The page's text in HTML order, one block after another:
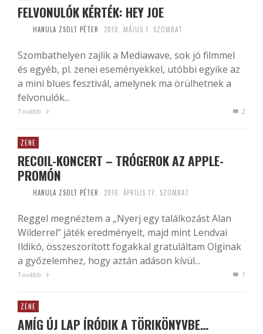
FELVONULÓK KÉRTÉK: HEY JOE
HANULA ZSOLT PÉTER 2010. MÁJUS 1. SZOMBAT
Szombathelyen zajlik a Mediawave, sok jó filmmel
és egyéb, pl. zenei eseményekkel, utóbbi egyike az
a mini blues fesztivál, amelynek ma örülhetnek a
felvonulók...
Tovább 2
ZENE
RECOIL-KONCERT – TRÓGEROK AZ APPLE-
PROMÓN
HANULA ZSOLT PÉTER 2010. ÁPRILIS 17. SZOMBAT
Reggel megnéztem a „Nyerj egy találkozást Alan
Wilderrel” játék eredményeit, majd mint Lendvai
Ildikó, összeszorított fogakkal gratuláltam Olginak
a győzelemhez, hogy aztán adáson kívül...
Tovább 1
ZENE
AMÍG ÚJ LAP ÍRÓDIK A TÖRIKÖNYVBE…